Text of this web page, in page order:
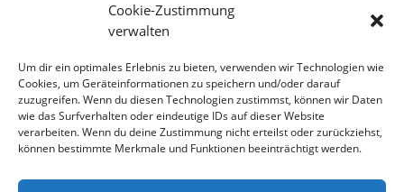
Cookie-Zustimmung
verwalten
Um dir ein optimales Erlebnis zu bieten, verwenden wir Technologien wie
Cookies, um Geräteinformationen zu speichern und/oder darauf
zuzugreifen. Wenn du diesen Technologien zustimmst, können wir Daten
wie das Surfverhalten oder eindeutige IDs auf dieser Website
verarbeiten. Wenn du deine Zustimmung nicht erteilst oder zurückziehst,
können bestimmte Merkmale und Funktionen beeinträchtigt werden.
Oktober 2020
August 2020
März 2020
Dezember 2019
November 2019
Mai 2019